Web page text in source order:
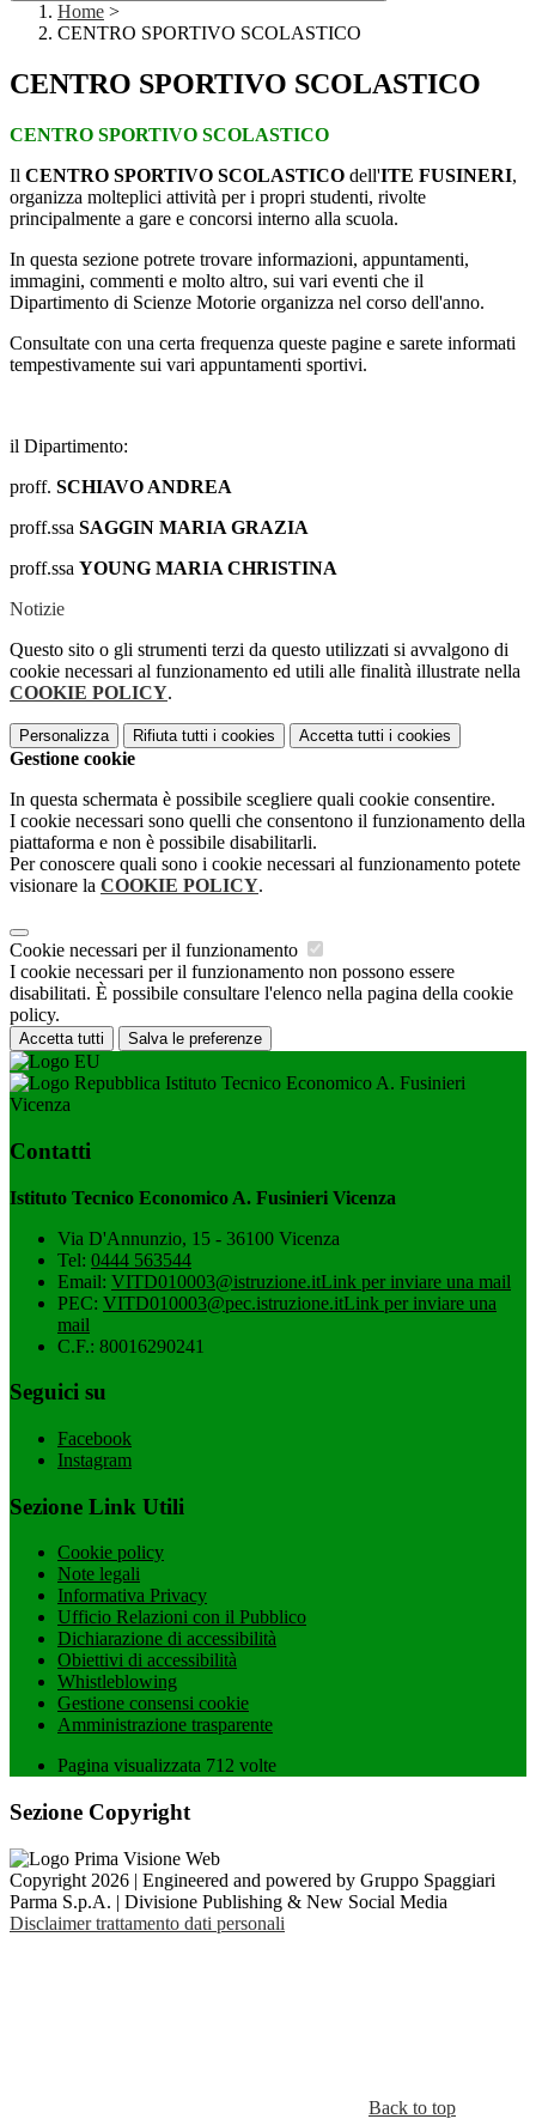
Home >
CENTRO SPORTIVO SCOLASTICO
CENTRO SPORTIVO SCOLASTICO
CENTRO SPORTIVO SCOLASTICO
Il CENTRO SPORTIVO SCOLASTICO dell'ITE FUSINERI,
organizza molteplici attività per i propri studenti, rivolte
principalmente a gare e concorsi interno alla scuola.
In questa sezione potrete trovare informazioni, appuntamenti,
immagini, commenti e molto altro, sui vari eventi che il
Dipartimento di Scienze Motorie organizza nel corso dell'anno.
Consultate con una certa frequenza queste pagine e sarete informati
tempestivamente sui vari appuntamenti sportivi.
il Dipartimento:
proff. SCHIAVO ANDREA
proff.ssa SAGGIN MARIA GRAZIA
proff.ssa YOUNG MARIA CHRISTINA
Notizie
Questo sito o gli strumenti terzi da questo utilizzati si avvalgono di
cookie necessari al funzionamento ed utili alle finalità illustrate nella
COOKIE POLICY.
Personalizza Rifiuta tutti i cookies Accetta tutti i cookies
Gestione cookie
In questa schermata è possibile scegliere quali cookie consentire.
I cookie necessari sono quelli che consentono il funzionamento della
piattaforma e non è possibile disabilitarli.
Per conoscere quali sono i cookie necessari al funzionamento potete
visionare la COOKIE POLICY.
Cookie necessari per il funzionamento
I cookie necessari per il funzionamento non possono essere
disabilitati. È possibile consultare l'elenco nella pagina della cookie
policy.
Accetta tutti Salva le preferenze
Istituto Tecnico Economico A. Fusinieri
Vicenza
Contatti
Istituto Tecnico Economico A. Fusinieri Vicenza
Via D'Annunzio, 15 - 36100 Vicenza
Tel: 0444 563544
Email: VITD010003@istruzione.itLink per inviare una mail
PEC: VITD010003@pec.istruzione.itLink per inviare una
mail
C.F.: 80016290241
Seguici su
Facebook
Instagram
Sezione Link Utili
Cookie policy
Note legali
Informativa Privacy
Ufficio Relazioni con il Pubblico
Dichiarazione di accessibilità
Obiettivi di accessibilità
Whistleblowing
Gestione consensi cookie
Amministrazione trasparente
Pagina visualizzata 712 volte
Sezione Copyright
Copyright 2026 | Engineered and powered by Gruppo Spaggiari
Parma S.p.A. | Divisione Publishing & New Social Media
Disclaimer trattamento dati personali
Back to top